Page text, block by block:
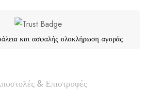
και ασφαλής ολοκλήρωση αγοράς
& Επιστροφές